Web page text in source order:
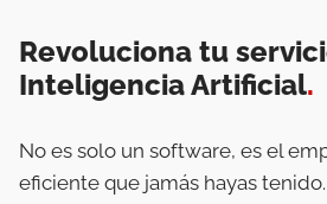
Revoluciona tu
Inteligencia Artificial.
No es solo un software, es el
eficiente que jamás hayas tenido.